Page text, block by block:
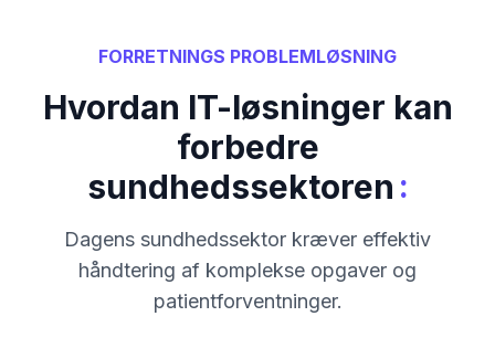
FORRETNINGS PROBLEMLØSNING
Hvordan IT-løsninger kan
forbedre
sundhedssektoren :
Dagens sundhedssektor kræver effektiv
håndtering af komplekse opgaver og
patientforventninger.